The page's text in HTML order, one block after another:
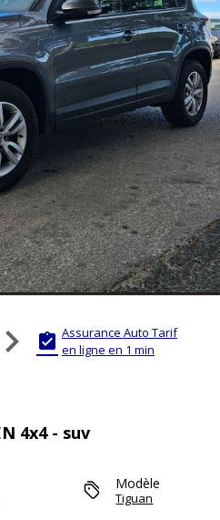
  Assurance Auto Tarif
en ligne en 1 min
4x4 - suv
Modèle
Tiguan